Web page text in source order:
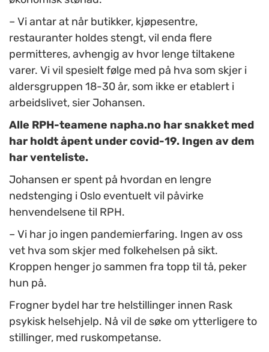
– Vi antar at når butikker, kjøpesentre,
restauranter holdes stengt, vil enda flere
permitteres, avhengig av hvor lenge tiltakene
varer. Vi vil spesielt følge med på hva som skjer i
aldersgruppen 18-30 år, som ikke er etablert i
arbeidslivet, sier Johansen.
Alle RPH-teamene napha.no har snakket med
har holdt åpent under covid-19. Ingen av dem
har venteliste.
Johansen er spent på hvordan en lengre
nedstenging i Oslo eventuelt vil påvirke
henvendelsene til RPH.
– Vi har jo ingen pandemierfaring. Ingen av oss
vet hva som skjer med folkehelsen på sikt.
Kroppen henger jo sammen fra topp til tå, peker
hun på.
Frogner bydel har tre helstillinger innen Rask
psykisk helsehjelp. Nå vil de søke om ytterligere to
stillinger, med ruskompetanse.